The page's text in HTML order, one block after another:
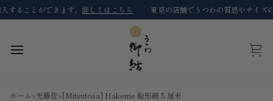
コ
ン
ことができます。詳しくはこちら 東京の店舗でうつわの質感やサイズの
カ
ホーム ›光藤佐›[Mitsutosa] Hakeme 船形碗 5 厘米